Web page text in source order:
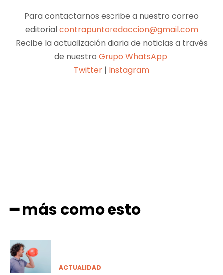
Para contactarnos escribe a nuestro correo
editorialcontrapuntoredaccion@gmail.com
Recibe la actualización diaria de noticias a través
de nuestro Grupo WhatsApp
Twitter | Instagram
━ más como esto
ACTUALIDAD